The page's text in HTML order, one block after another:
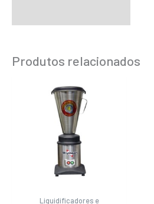
Produtos relacionados
Liquidificadores e